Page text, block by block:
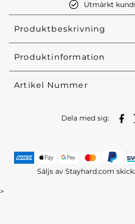
Utmärkt
Produktbeskrivning
Produktinformation
Artikel Nummer
Dela med sig:
Säljs av Stayhard.com
>